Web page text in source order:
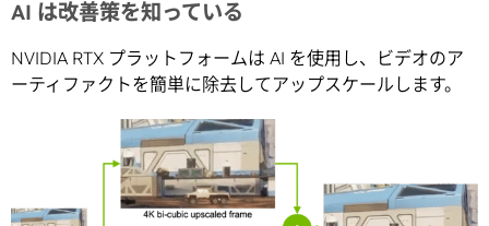
AI は改善策を知っている
NVIDIA RTX プラットフォームは AI を使用し、ビデオのア
ーティファクトを簡単に除去してアップスケールします。